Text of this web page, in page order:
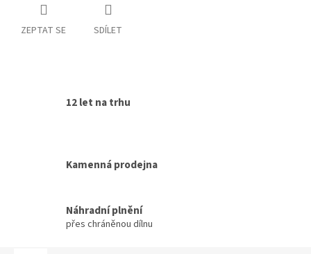
ZEPTAT SE SDÍLET
12 let na trhu
Kamenná prodejna
Náhradní plnění
přes chráněnou dílnu